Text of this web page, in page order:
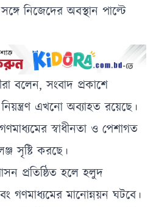
নিজেদের অবস্থান পাল্টে
বলেন, সংবাদ প্রকাশে
এখনো অব্যাহত রয়েছে।
স্বাধীনতা ও পেশাগত
সৃষ্টি করছে।
প্রতিষ্ঠিত হলে হলুদ
গণমাধ্যমের মানোন্নয়ন ঘটবে।